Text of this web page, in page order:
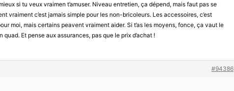
si tu veux vraimen t’amuser. Niveau entretien, ça dépend, mais faut pas se
vraiment c’est jamais simple pour les non-bricoleurs. Les accessoires, c’est
moi, mais certains peavent vraiment aider. Si t’as les moyens, fonce, ça vaut le
quad. Et pense aux assurances, pas que le prix d’achat !
#94386